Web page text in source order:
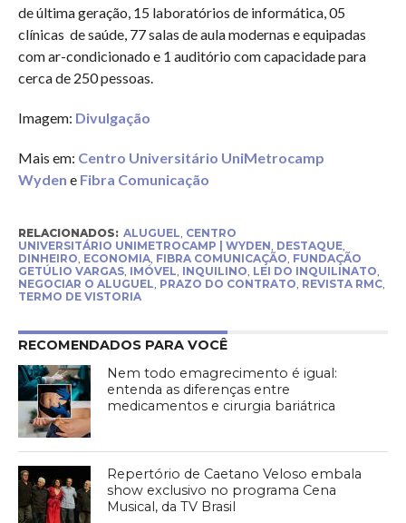
de última geração, 15 laboratórios de informática, 05
clínicas de saúde, 77 salas de aula modernas e equipadas
com ar-condicionado e 1 auditório com capacidade para
cerca de 250 pessoas.
Imagem: Divulgação
Mais em: Centro Universitário UniMetrocamp
Wyden e Fibra Comunicação
RELACIONADOS: ALUGUEL CENTRO
UNIVERSITÁRIO UNIMETROCAMP | WYDEN DESTAQUE,
DINHEIRO ECONOMIA, FIBRA COMUNICAÇÃO FUNDAÇÃO
GETÚLIO VARGAS, IMÓVEL INQUILINO LEI DO INQUILINATO
NEGOCIAR O ALUGUEL PRAZO DO CONTRATO REVISTA RMC,
TERMO DE VISTORIA
RECOMENDADOS PARA VOCÊ
Nem todo emagrecimento é igual:
entenda as diferenças entre
medicamentos e cirurgia bariátrica
Repertório de Caetano Veloso embala
show exclusivo no programa Cena
Musical, da TV Brasil